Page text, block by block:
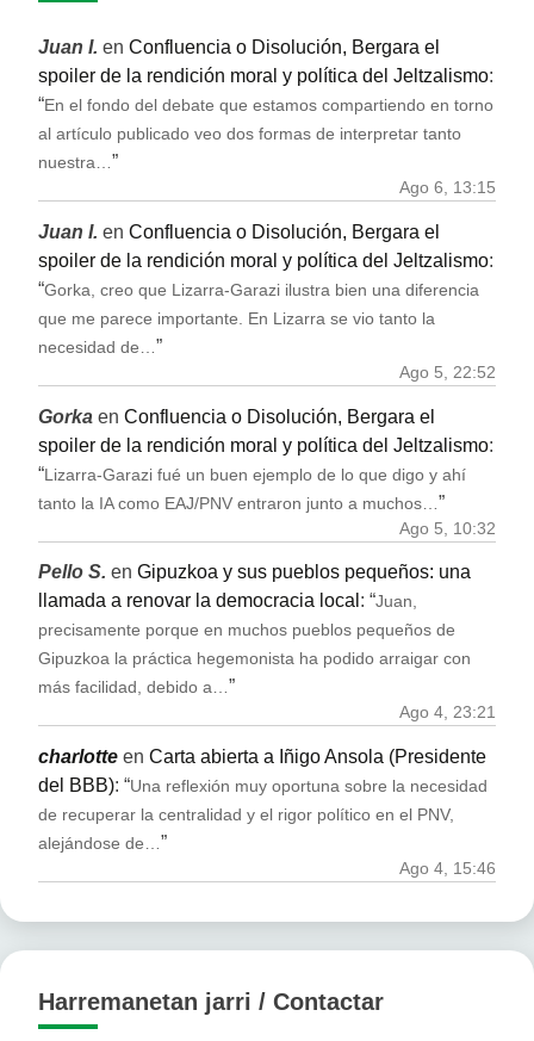
Juan I. en Confluencia o Disolución, Bergara el
spoiler de la rendición moral y política del Jeltzalismo:
“En el fondo del debate que estamos compartiendo en torno
al artículo publicado veo dos formas de interpretar tanto
nuestra…”
Ago 6, 13:15
Juan I. en Confluencia o Disolución, Bergara el
spoiler de la rendición moral y política del Jeltzalismo:
“Gorka, creo que Lizarra-Garazi ilustra bien una diferencia
que me parece importante. En Lizarra se vio tanto la
necesidad de… ”
Ago 5, 22:52
Gorka en Confluencia o Disolución, Bergara el
spoiler de la rendición moral y política del Jeltzalismo:
“Lizarra-Garazi fué un buen ejemplo de lo que digo y ahí
tanto la IA como EAJ/PNV entraron junto a muchos… ”
Ago 5, 10:32
Pello S. en Gipuzkoa y sus pueblos pequeños: una
llamada a renovar la democracia local : “Juan,
precisamente porque en muchos pueblos pequeños de
Gipuzkoa la práctica hegemonista ha podido arraigar con
más facilidad, debido a…”
Ago 4, 23:21
charlotte en Carta abierta a Iñigo Ansola (Presidente
del BBB): “Una reflexión muy oportuna sobre la necesidad
de recuperar la centralidad y el rigor político en el PNV,
alejándose de…”
Ago 4, 15:46
Harremanetan jarri / Contactar